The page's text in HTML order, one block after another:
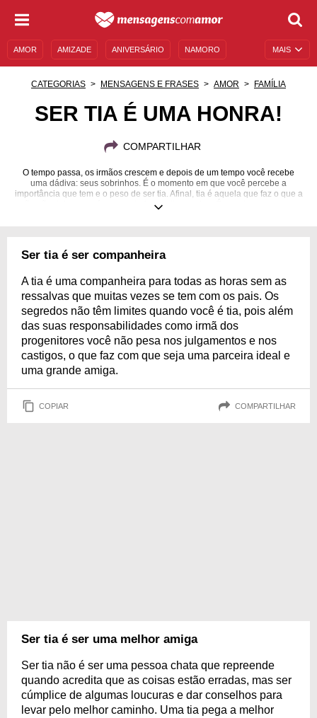
MAIS
AMOR AMIZADE ANIVERSÁRIO NAMORO
AUTOAJUDA
CATEGORIAS MENSAGENS E FRASES AMOR FAMÍLIA
SER TIA É UMA HONRA!
COMPARTILHAR
O tempo passa, os irmãos crescem e depois de um tempo você recebe
uma dádiva: seus sobrinhos. É o momento em que você percebe a
importância que tem e o peso de ser tia. Afinal, tia é aquela que faz o que a
mãe não deixa, que é companheira, melhor amiga. É aquela que, mesmo
Ser tia é ser companheira
A tia é uma companheira para todas as horas sem as
ressalvas que muitas vezes se tem com os pais. Os
segredos não têm limites quando você é tia, pois além
das suas responsabilidades como irmã dos
progenitores você não pesa nos julgamentos e nos
castigos, o que faz com que seja uma parceira ideal e
uma grande amiga.
COPIAR COMPARTILHAR
Ser tia é ser uma melhor amiga
Ser tia não é ser uma pessoa chata que repreende
quando acredita que as coisas estão erradas, mas ser
cúmplice de algumas loucuras e dar conselhos para
levar pelo melhor caminho. Uma tia pega a melhor